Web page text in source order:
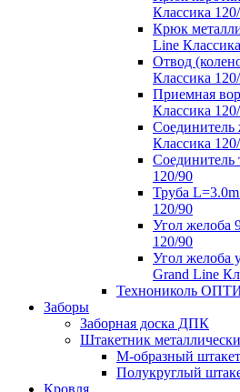
Классика
Крюк
Line
Отвод
Классика
Приемная
Классика
Соединитель
Классика
Соединитель
120/90
Труба
120/90
Угол желоба
120/90
Угол желоба
Grand Line
Технониколь
Заборы
Заборная доска ДПК
Штакетник
М-образный
Полукруглый
Кровля